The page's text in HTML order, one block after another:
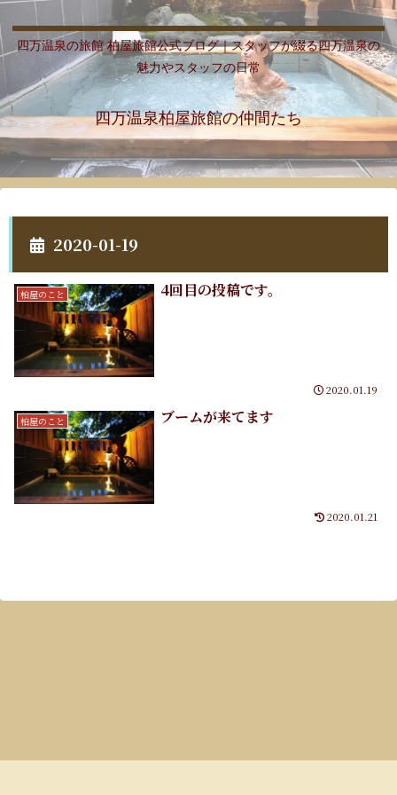
四万温泉の旅館 柏屋旅館公式ブログ｜スタッフが綴る四万温泉の
魅力やスタッフの日常
四万温泉柏屋旅館の仲間たち
2020-01-19
柏屋のこと 4回目の投稿です。
2020.01.19
柏屋のこと ブームが来てます
2020.01.21